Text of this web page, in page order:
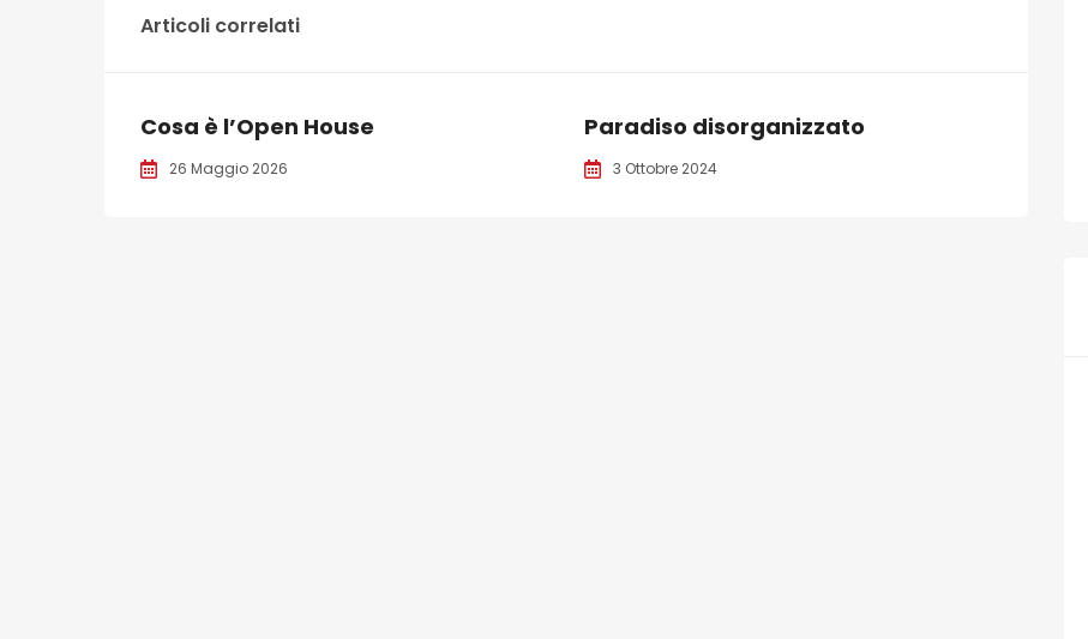
Articoli correlati
Cosa è l’Open House
26 Maggio 2026
Paradiso disorganizzato
3 Ottobre 2024